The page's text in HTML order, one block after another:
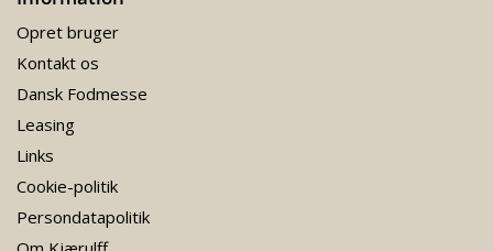
Opret bruger
Kontakt os
Dansk Fodmesse
Leasing
Links
Cookie-politik
Persondatapolitik